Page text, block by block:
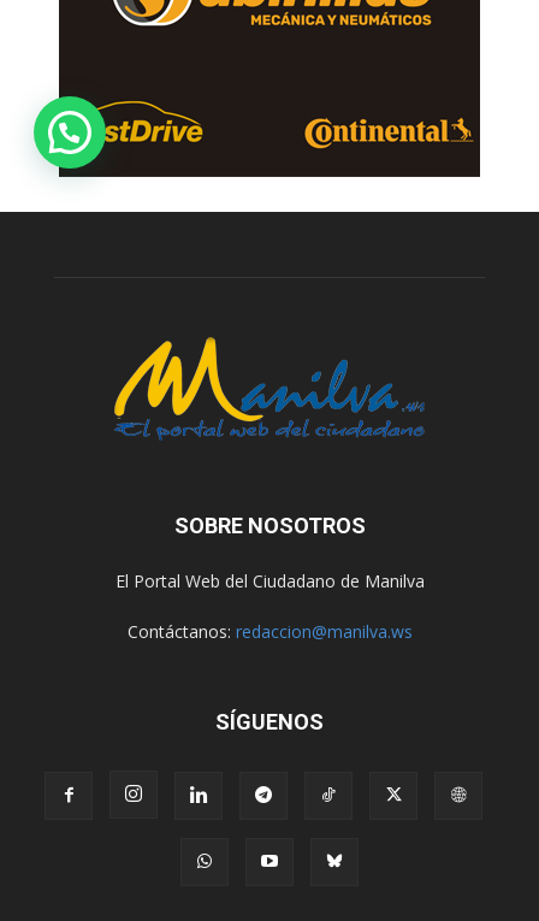
SOBRE NOSOTROS
El Portal Web del Ciudadano de Manilva
Contáctanos: redaccion@manilva.ws
SÍGUENOS